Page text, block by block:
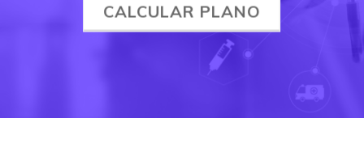
CALCULAR PLANO